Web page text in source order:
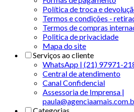
Política de troca e
Termos e condições -
Termos de compras
Politica de privacidade
Mapa do site
Serviços ao cliente
WhatsApp | (21) 97971-
Central de atendimento
Canal Confidencial
Assessoria de Imprensa |
Categorias